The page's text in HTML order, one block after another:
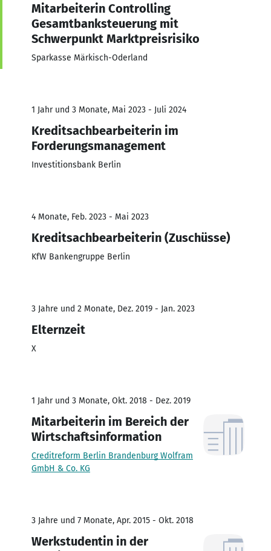
Mitarbeiterin Controlling
Gesamtbanksteuerung mit
Schwerpunkt Marktpreisrisiko
Sparkasse Märkisch-Oderland
1 Jahr und 3 Monate, Mai 2023 - Juli 2024
Kreditsachbearbeiterin im
Forderungsmanagement
Investitionsbank Berlin
4 Monate, Feb. 2023 - Mai 2023
Kreditsachbearbeiterin (Zuschüsse)
KfW Bankengruppe Berlin
3 Jahre und 2 Monate, Dez. 2019 - Jan. 2023
Elternzeit
X
1 Jahr und 3 Monate, Okt. 2018 - Dez. 2019
Mitarbeiterin im Bereich der
Wirtschaftsinformation
Creditreform Berlin Brandenburg Wolfram
GmbH & Co. KG
3 Jahre und 7 Monate, Apr. 2015 - Okt. 2018
Werkstudentin in der